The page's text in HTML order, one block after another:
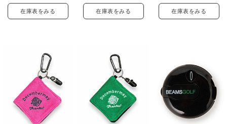
在庫表をみる 在庫表をみる 在庫表をみる